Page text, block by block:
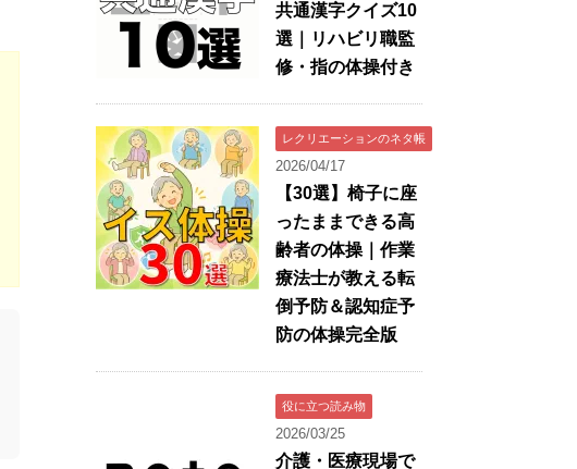
共通漢字クイズ10
選｜リハビリ職監
修・指の体操付き
レクリエーションのネタ帳
2026/04/17
【30選】椅子に座
ったままできる高
齢者の体操｜作業
療法士が教える転
倒予防＆認知症予
防の体操完全版
役に立つ読み物
2026/03/25
介護・医療現場で